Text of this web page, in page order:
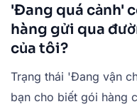
'Đang quá cảnh'
hàng gửi qua
của tôi?
Trạng thái 'Đang vận
bạn cho biết gói hàng